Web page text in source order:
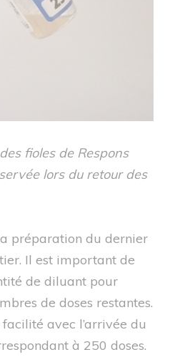
fioles de Respons
lors du retour des
préparation du dernier
Il est important de
de diluant pour
de doses restantes.
avec l’arrivée du
à 250 doses.